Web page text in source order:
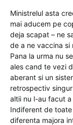
Ministrelul asta
mai aducem pe
deja scapat – ne
de a ne vaccina si
Pana la urma nu
ales cand te vezi
aberant si un
retrospectiv
altii nu l-au facut
Indiferent de
diferenta majora